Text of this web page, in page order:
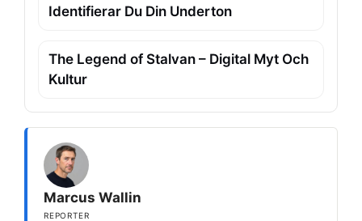
Identifierar Du Din Underton
The Legend of Stalvan – Digital Myt Och
Kultur
Marcus Wallin
REPORTER